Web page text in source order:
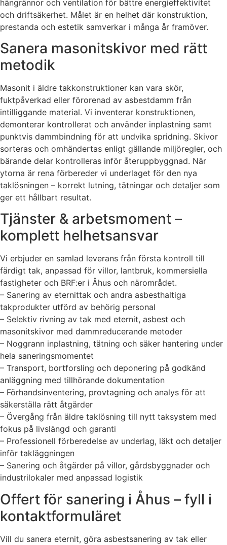
hängrännor och ventilation för bättre energieffektivitet
och driftsäkerhet. Målet är en helhet där konstruktion,
prestanda och estetik samverkar i många år framöver.
Sanera masonitskivor med rätt
metodik
Masonit i äldre takkonstruktioner kan vara skör,
fuktpåverkad eller förorenad av asbestdamm från
intilliggande material. Vi inventerar konstruktionen,
demonterar kontrollerat och använder inplastning samt
punktvis dammbindning för att undvika spridning. Skivor
sorteras och omhändertas enligt gällande miljöregler, och
bärande delar kontrolleras inför återuppbyggnad. När
ytorna är rena förbereder vi underlaget för den nya
taklösningen – korrekt lutning, tätningar och detaljer som
ger ett hållbart resultat.
Tjänster & arbetsmoment –
komplett helhetsansvar
Vi erbjuder en samlad leverans från första kontroll till
färdigt tak, anpassad för villor, lantbruk, kommersiella
fastigheter och BRF:er i Åhus och närområdet.
– Sanering av eternittak och andra asbesthaltiga
takprodukter utförd av behörig personal
– Selektiv rivning av tak med eternit, asbest och
masonitskivor med dammreducerande metoder
– Noggrann inplastning, tätning och säker hantering under
hela saneringsmomentet
– Transport, bortforsling och deponering på godkänd
anläggning med tillhörande dokumentation
– Förhandsinventering, provtagning och analys för att
säkerställa rätt åtgärder
– Övergång från äldre taklösning till nytt taksystem med
fokus på livslängd och garanti
– Professionell förberedelse av underlag, läkt och detaljer
inför takläggningen
– Sanering och åtgärder på villor, gårdsbyggnader och
industrilokaler med anpassad logistik
Offert för sanering i Åhus – fyll i
kontaktformuläret
Vill du sanera eternit, göra asbestsanering av tak eller